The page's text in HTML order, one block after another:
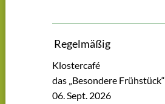
Regelmäßig
Klostercafé
das „Besondere Frühstück“
06. Sept. 2026